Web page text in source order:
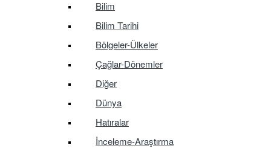
Bilim
Bilim Tarihi
Bölgeler-Ülkeler
Çağlar-Dönemler
Diğer
Dünya
Hatıralar
İnceleme-Araştırma